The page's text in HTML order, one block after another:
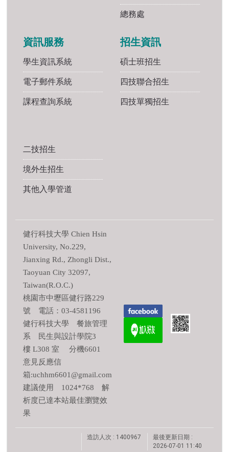
總務處
資訊服務
學生資訊系統
電子郵件系統
課程查詢系統
招生資訊
碩士班招生
四技聯合招生
四技單獨招生
二技招生
境外生招生
其他入學管道
健行科技大學 Chien Hsin
University, No.229,
Jianxing Rd., Zhongli Dist.,
Taoyuan City 32097,
Taiwan(R.O.C.)
桃園市中壢區健行路229
號 電話：03-4581196
健行科技大學 餐旅管理
系 民生與設計學院3
樓 L308 室 分機6601
意見反應信
箱:uchhm6601@gmail.com
建議使用 1024*768 解
析度已達本站最佳瀏覽效
果
造訪人次 : 1400967
最後更新日期 :
2026-07-01 11:40